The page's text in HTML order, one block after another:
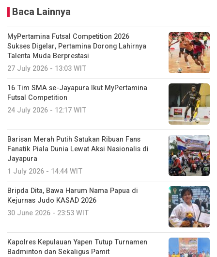
Baca Lainnya
MyPertamina Futsal Competition 2026
Sukses Digelar, Pertamina Dorong Lahirnya
Talenta Muda Berprestasi
27 July 2026 - 13:03 WIT
16 Tim SMA se-Jayapura Ikut MyPertamina
Futsal Competition
24 July 2026 - 12:17 WIT
Barisan Merah Putih Satukan Ribuan Fans
Fanatik Piala Dunia Lewat Aksi Nasionalis di
Jayapura
1 July 2026 - 14:44 WIT
Bripda Dita, Bawa Harum Nama Papua di
Kejurnas Judo KASAD 2026
30 June 2026 - 23:53 WIT
Kapolres Kepulauan Yapen Tutup Turnamen
Badminton dan Sekaligus Pamit